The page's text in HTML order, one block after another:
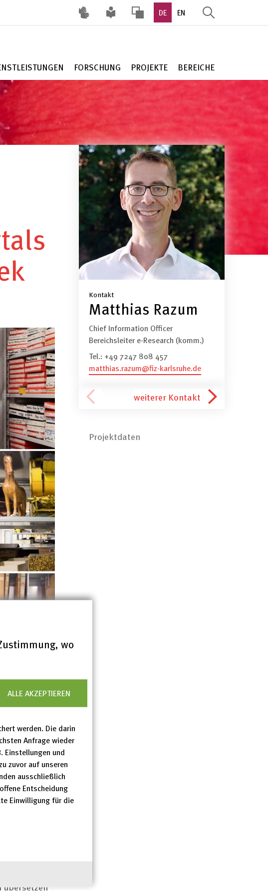
wo
ALLE AKZEPTIEREN
werden. Die darin
Anfrage wieder
Einstellungen und
zuvor auf unseren
ausschließlich
Entscheidung
Einwilligung für die
DE EN
FORSCHUNG PROJEKTE BEREICHE
Kontakt
Matthias Razum
Chief Information Officer
Bereichsleiter e-Research (komm.)
Tel.: +49 7247 808 457
matthias.razum@fiz-karlsruhe.de
Seitennummerierung
Nächste
weiterer Kontakt
Projektdaten
–
Archivalien,
kurz:
und